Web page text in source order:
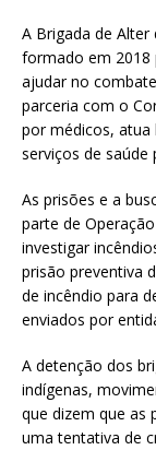
A Brigada de
formado em 2018
ajudar no
parceria com o
por médicos,
serviços de saúde
As prisões e a
parte de
investigar
prisão preventiva
de incêndio para
enviados por
A detenção dos
indígenas,
que dizem que as
uma tentativa de